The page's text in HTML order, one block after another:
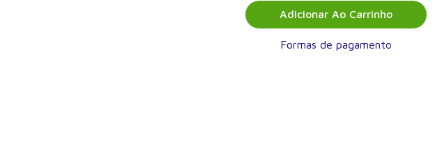
Adicionar Ao Carrinho
Formas de pagamento